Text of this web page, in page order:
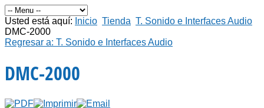
Usted está aquí: Inicio Tienda T. Sonido e Interfaces Audio
DMC-2000
Regresar a: T. Sonido e Interfaces Audio
DMC-2000